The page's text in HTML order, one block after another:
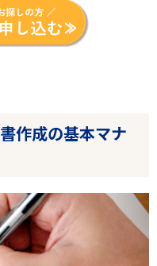
作成の基本マナ